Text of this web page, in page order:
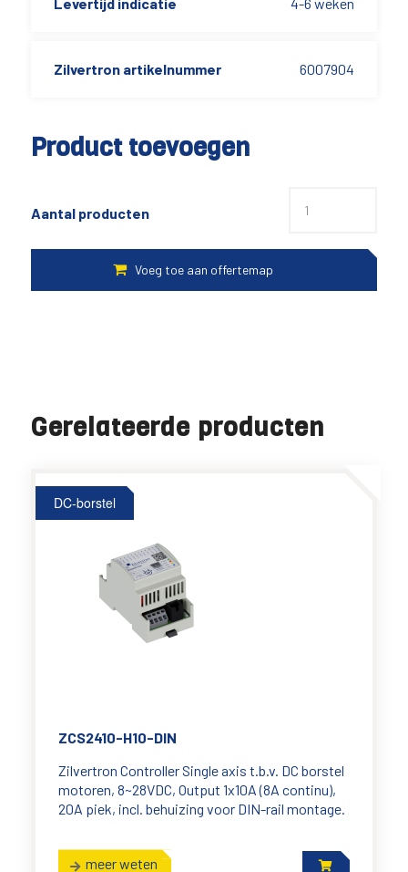
Product toevoegen
Aantal producten
Zilvertron artikelnummer 6007904
Gerelateerde producten
DC-borstel
ZCS2410-H10-DIN
Zilvertron Controller Single axis t.b.v. DC borstel
motoren, 8~28VDC, Output 1x10A (8A continu),
20A piek, incl. behuizing voor DIN-rail montage.
meer weten